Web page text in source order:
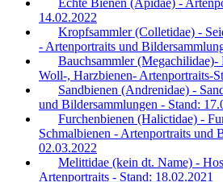
Echte Bienen (Apidae) -
14.02.2022
Kropfsammler (Colletidae) -
- Artenportraits und
Bauchsammler (Megachilidae)-
Woll-, Harzbienen- Artenportraits-
Sandbienen (Andrenidae) -
und Bildersammlungen - Stand:
Furchenbienen (Halictidae) -
Schmalbienen - Artenportraits und
02.03.2022
Melittidae (kein dt. Name) -
Artenportraits - Stand: 18.02.2021